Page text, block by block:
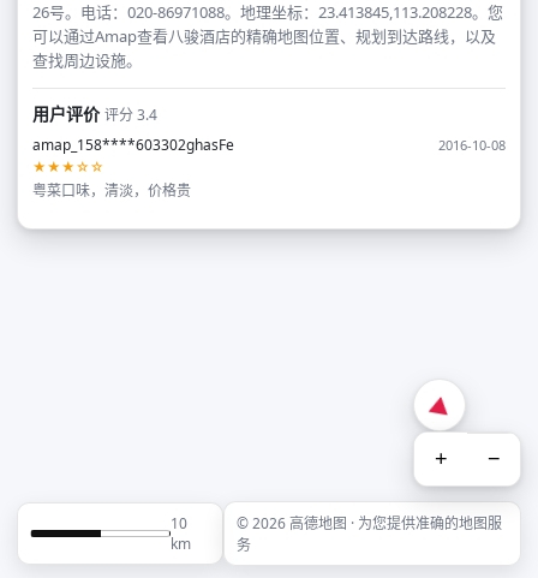
26号。电话：020-86971088。地理坐标：23.413845,113.208228。您
可以通过Amap查看八骏酒店的精确地图位置、规划到达路线，以及
查找周边设施。
用户评价评分 3.4
amap_158****603302ghasFe
2016-10-08
★★★☆☆
粤菜口味，清淡，价格贵
+ −
10
km
© 2026 高德地图 · 为您提供准确的地图服
务